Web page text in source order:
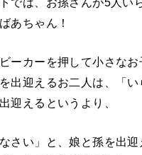
あちゃん！
ーカーを押して小さなお
出迎えるお二人は、「い
迎えるというより、
なさい」と、娘と孫を出